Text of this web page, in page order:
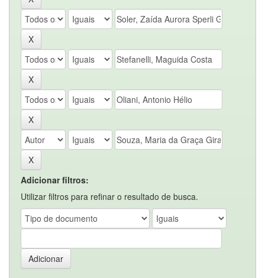
Adicionar filtros:
Utilizar filtros para refinar o resultado de busca.